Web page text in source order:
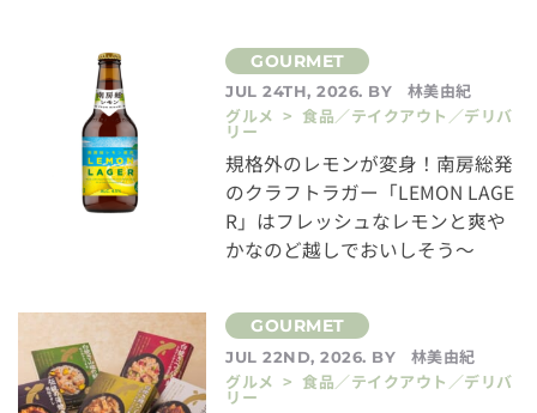
JUL 24TH, 2026. BY
林美由紀
グルメ > 食品／テイクアウト／デリバ
リー
規格外のレモンが変身！南房総発
のクラフトラガー「LEMON LAGE
R」はフレッシュなレモンと爽や
かなのど越しでおいしそう～
JUL 22ND, 2026. BY
林美由紀
グルメ > 食品／テイクアウト／デリバ
リー